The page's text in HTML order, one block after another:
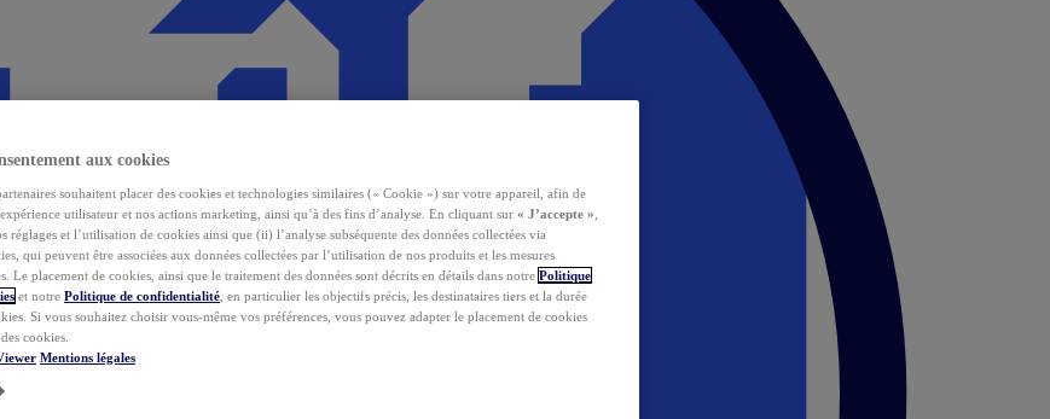
aux cookies
souhaitent placer des cookies et technologies similaires (« Cookie ») sur votre appareil, afin de
utilisateur et nos actions marketing, ainsi qu’à des fins d’analyse. En cliquant sur « J’accepte »
réglages et l’utilisation de cookies ainsi que (ii) l’analyse subséquente des données collectées via
qui peuvent être associées aux données collectées par l’utilisation de nos produits et les mesures
Le placement de cookies, ainsi que le traitement des données sont décrits en détails dans notre Politique
et notre Politique de confidentialité , en particulier les objectifs précis, les destinataires tiers et la durée
Si vous souhaitez choisir vous-même vos préférences, vous pouvez adapter le placement de cookies
cookies.
Mentions légales